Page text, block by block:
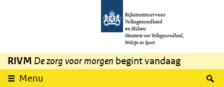
Overslaan en naar de inhoud gaan
Rijksinstituut voor
Volksgezondheid
en Milieu
Ministerie van Volksgezondheid,
Welzijn en Sport
RIVM De zorg voor morgen begint vandaag
Menu